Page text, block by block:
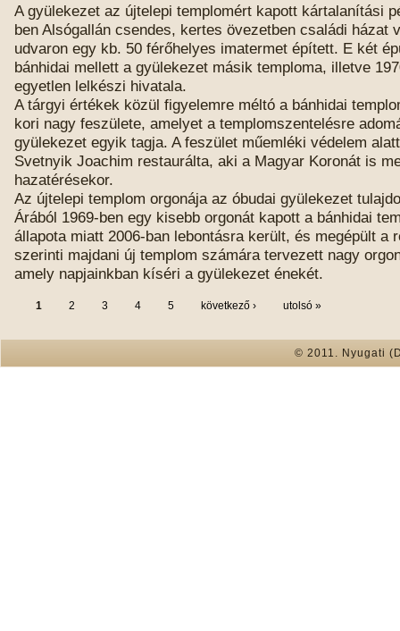
A gyülekezet az újtelepi templomért kapott kártalanítási
ben Alsógallán csendes, kertes övezetben családi házat
udvaron egy kb. 50 férőhelyes imatermet épített. E két
bánhidai mellett a gyülekezet másik temploma, illetve
egyetlen lelkészi hivatala.
A tárgyi értékek közül figyelemre méltó a bánhidai
kori nagy feszülete, amelyet a templomszentelésre
gyülekezet egyik tagja. A feszület műemléki védelem
Svetnyik Joachim restaurálta, aki a Magyar Koronát is
hazatérésekor.
Az újtelepi templom orgonája az óbudai gyülekezet
Árából 1969-ben egy kisebb orgonát kapott a bánhidai
állapota miatt 2006-ban lebontásra került, és megépült a
szerinti majdani új templom számára tervezett nagy
amely napjainkban kíséri a gyülekezet énekét.
1 2 3 4 5 következő › utolsó »
© 2011. Nyugati